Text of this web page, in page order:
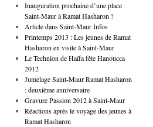
Inauguration prochaine d’une place
Saint-Maur à Ramat Hasharon !
Article dans Saint-Maur Infos
Printemps 2013 : Les jeunes de Ramat
Hasharon en visite à Saint-Maur
Le Technion de Haïfa fête Hanoucca
2012
Jumelage Saint-Maur Ramat Hasharon
: deuxième anniversaire
Gravure Passion 2012 à Saint-Maur
Réactions après le voyage des jeunes à
Ramat Hasharon